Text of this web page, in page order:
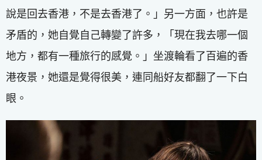
說是回去香港，不是去香港了。」另一方面，也許是
矛盾的，她自覺自己轉變了許多，「現在我去哪一個
地方，都有一種旅行的感覺。」坐渡輪看了百遍的香
港夜景，她還是覺得很美，連同船好友都翻了一下白
眼。